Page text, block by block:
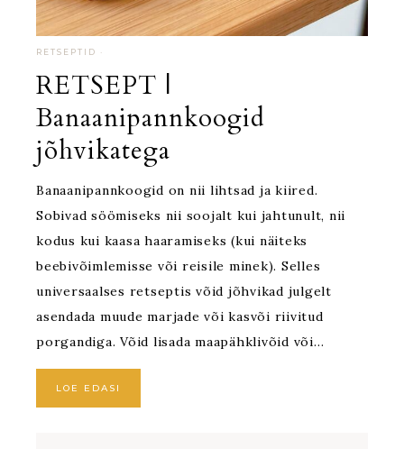
RETSEPTID ·
RETSEPT |
Banaanipannkoogid
jõhvikatega
Banaanipannkoogid on nii lihtsad ja kiired.
Sobivad söömiseks nii soojalt kui jahtunult, nii
kodus kui kaasa haaramiseks (kui näiteks
beebivõimlemisse või reisile minek). Selles
universaalses retseptis võid jõhvikad julgelt
asendada muude marjade või kasvõi riivitud
porgandiga. Võid lisada maapähklivõid või…
LOE EDASI